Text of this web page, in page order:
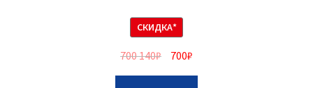
СКИДКА*
700 140₽ 700₽